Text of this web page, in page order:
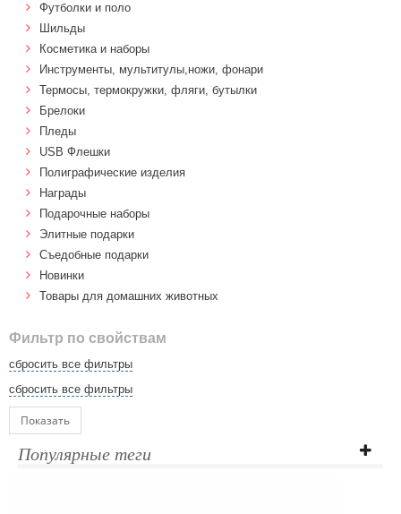
Футболки и поло
Шильды
Косметика и наборы
Инструменты, мультитулы,ножи, фонари
Термосы, термокружки, фляги, бутылки
Брелоки
Пледы
USB Флешки
Полиграфические изделия
Награды
Подарочные наборы
Элитные подарки
Cъедобные подарки
Новинки
Товары для домашних животных
Фильтр по свойствам
сбросить все фильтры
сбросить все фильтры
Показать
Популярные теги